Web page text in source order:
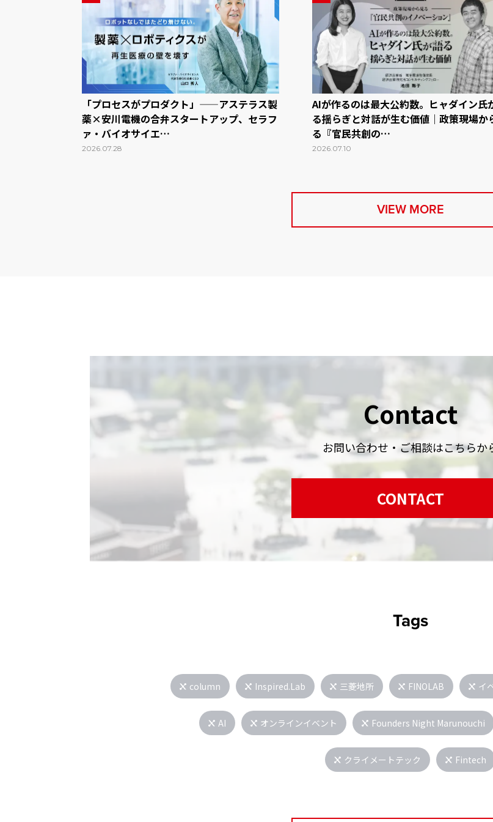
「プロセスがプロダクト」——アステラス製
薬×安川電機の合弁スタートアップ、セラフ
ァ・バイオサイエ…
2026.07.28
AIが作るのは最大公約数。ヒャダイン氏
る揺らぎと対話が生む価値｜政策現場か
る『官民共創の…
2026.07.10
VIEW MORE
Contact
お問い合わせ・ご相談はこちらか
CONTACT
Tags
column Inspired.Lab 三菱地所 FINOLAB イ
AI オンラインイベント Founders Night Marunouchi
クライメートテック Fintech